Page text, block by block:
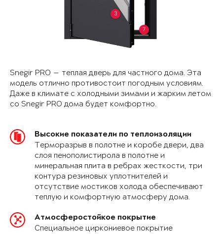
3
7
Snegir PRO — теплая дверь для частного дома. Эта
модель отлично противостоит погодным условиям.
Даже в климате с холодными зимами и жарким летом
со Snegir PRO дома будет комфортно.
Высокие показатели по теплоизоляции
Терморазрыв в полотне и коробе двери, два
слоя пенополистирола в полотне и
минеральная плита в ребрах жесткости, три
контура резиновых уплотнителей и
отсутствие мостиков холода обеспечивают
теплую и комфортную атмосферу дома.
Атмосферостойкое покрытие
Специальное циркониевое покрытие